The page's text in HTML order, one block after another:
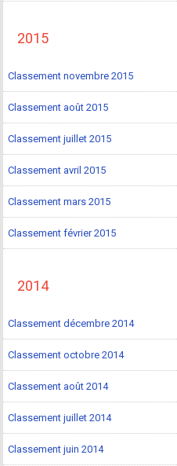
2015
Classement novembre 2015
Classement août 2015
Classement juillet 2015
Classement avril 2015
Classement mars 2015
Classement février 2015
2014
Classement décembre 2014
Classement octobre 2014
Classement août 2014
Classement juillet 2014
Classement juin 2014